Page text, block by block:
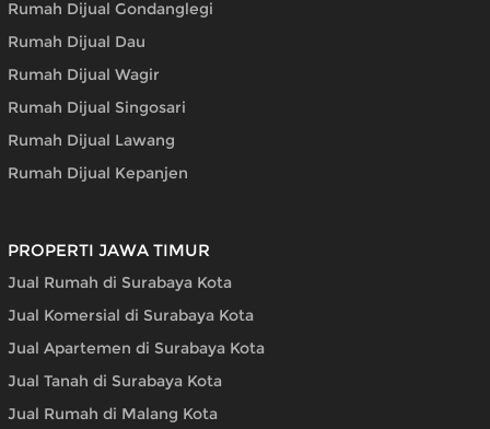
Rumah Dijual Gondanglegi
Rumah Dijual Dau
Rumah Dijual Wagir
Rumah Dijual Singosari
Rumah Dijual Lawang
Rumah Dijual Kepanjen
PROPERTI JAWA TIMUR
Jual Rumah di Surabaya Kota
Jual Komersial di Surabaya Kota
Jual Apartemen di Surabaya Kota
Jual Tanah di Surabaya Kota
Jual Rumah di Malang Kota